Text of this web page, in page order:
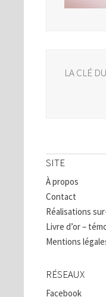
LA CLÉ
SITE
À propos
Contact
Réalisations
Livre d’or –
Mentions
RÉSEAUX
Facebook